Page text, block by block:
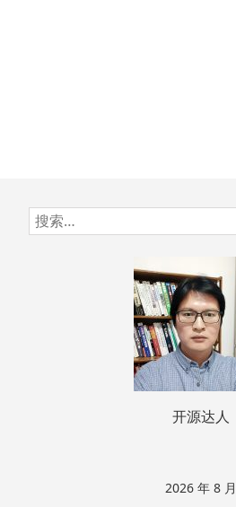
跳
至
搜
索：
开源达人
2026 年 8 月